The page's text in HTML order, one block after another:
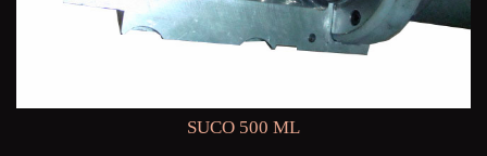
SUCO 500 ML